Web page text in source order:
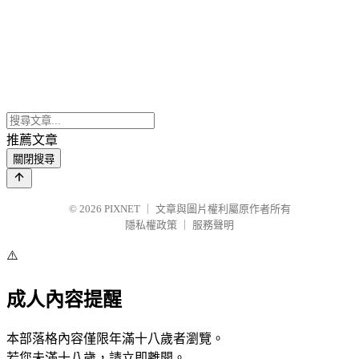
推薦文章
關閉搜尋
© 2026 PIXNET
文章與圖片權利屬原作者所有
隱私權政策
服務聲明
⚠️
成人內容提醒
本部落格內容僅限年滿十八歲者瀏覽。